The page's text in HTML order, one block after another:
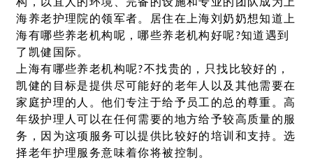
构，以宜人的环境、完备的设施和专业的团队成为上
海养老护理院的领军者。居住在上海刘奶奶想知道上
海有哪些养老机构呢，哪些养老机构好呢?知道遇到
了凯健国际。
上海有哪些养老机构呢?不找贵的，只找比较好的，
凯健的目标是提供尽可能好的老年人以及其他需要在
家庭护理的人。他们专注于给予员工的总的尊重。高
年级护理人可以在任何需要的地方给予较高质量的服
务，因为这项服务可以提供比较好的培训和支持。选
择老年护理服务意味着你将被控制。